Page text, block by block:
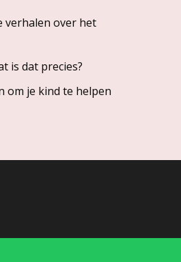
verhalen over het
is dat precies?
om je kind te helpen